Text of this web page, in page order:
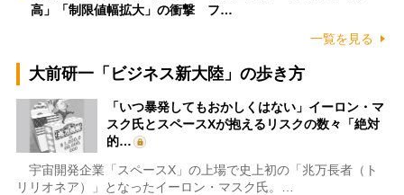
高」「制限値幅拡大」の衝撃 フ…
一覧を見る
大前研一「ビジネス新大陸」の歩き方
「いつ暴発してもおかしくはない」イーロン・マ
スク氏とスペースXが抱えるリスクの数々「絶対
的…
宇宙開発企業「スペースX」の上場で史上初の「兆万長者（ト
リリオネア）」となったイーロン・マスク氏。…